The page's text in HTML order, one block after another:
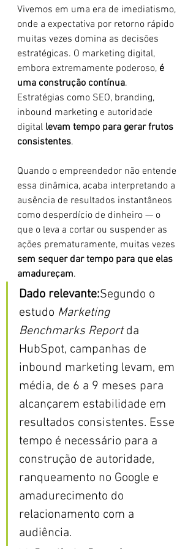
Vivemos em uma era de imediatismo,
onde a expectativa por retorno rápido
muitas vezes domina as decisões
estratégicas. O marketing digital,
embora extremamente poderoso, é
uma construção contínua.
Estratégias como SEO, branding,
inbound marketing e autoridade
digital levam tempo para gerar frutos
consistentes.
Quando o empreendedor não entende
essa dinâmica, acaba interpretando a
ausência de resultados instantâneos
como desperdício de dinheiro — o
que o leva a cortar ou suspender as
ações prematuramente, muitas vezes
sem sequer dar tempo para que elas
amadureçam.
Dado relevante:Segundo o
estudo Marketing
Benchmarks Report da
HubSpot, campanhas de
inbound marketing levam, em
média, de 6 a 9 meses para
alcançarem estabilidade em
resultados consistentes. Esse
tempo é necessário para a
construção de autoridade,
ranqueamento no Google e
amadurecimento do
relacionamento com a
audiência.